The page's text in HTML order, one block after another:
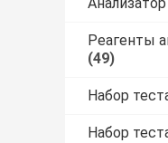
Реагенты
(49)
Набор
Набор